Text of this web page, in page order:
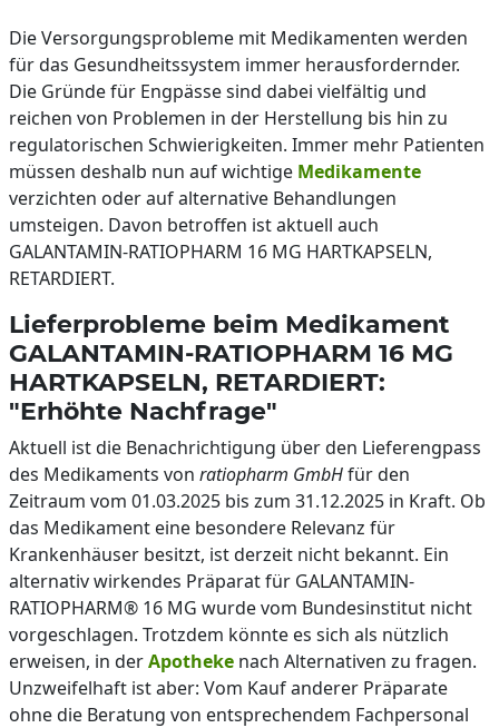
Die Versorgungsprobleme mit Medikamenten werden
für das Gesundheitssystem immer herausfordernder.
Die Gründe für Engpässe sind dabei vielfältig und
reichen von Problemen in der Herstellung bis hin zu
regulatorischen Schwierigkeiten. Immer mehr Patienten
müssen deshalb nun auf wichtige Medikamente
verzichten oder auf alternative Behandlungen
umsteigen. Davon betroffen ist aktuell auch
GALANTAMIN-RATIOPHARM 16 MG HARTKAPSELN,
RETARDIERT.
Lieferprobleme beim Medikament
GALANTAMIN-RATIOPHARM 16 MG
HARTKAPSELN, RETARDIERT:
"Erhöhte Nachfrage"
Aktuell ist die Benachrichtigung über den Lieferengpass
des Medikaments von ratiopharm GmbHfür den
Zeitraum vom 01.03.2025 bis zum 31.12.2025 in Kraft. Ob
das Medikament eine besondere Relevanz für
Krankenhäuser besitzt, ist derzeit nicht bekannt. Ein
alternativ wirkendes Präparat für GALANTAMIN-
RATIOPHARM® 16 MG wurde vom Bundesinstitut nicht
vorgeschlagen. Trotzdem könnte es sich als nützlich
erweisen, in derApotheke nach Alternativen zu fragen.
Unzweifelhaft ist aber: Vom Kauf anderer Präparate
ohne die Beratung von entsprechendem Fachpersonal